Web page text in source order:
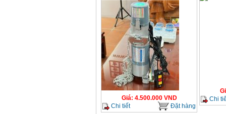
Giá: 4.500.000VND
Chi tiết
Đặt hàng
Chi